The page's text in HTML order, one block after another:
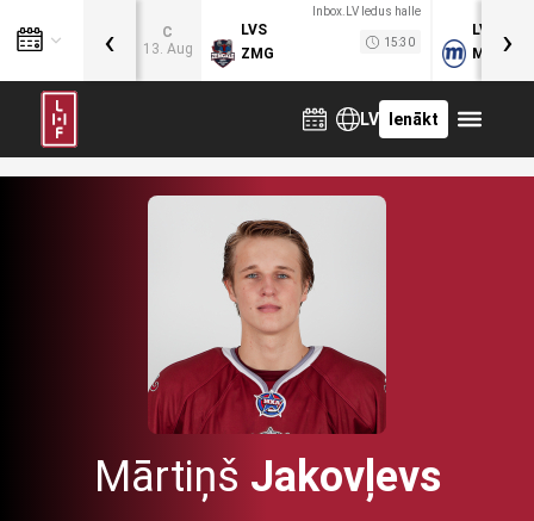
C
13. Aug
Inbox.LV ledus halle
LVS
ZMG
15:30
LVB
MOG
‹ ›
LV Ienākt
Mārtiņš Jakovļevs